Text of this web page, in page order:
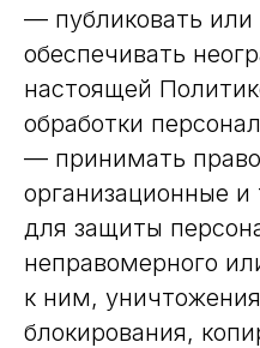
— публиковать
обеспечивать
настоящей
обработки
— принимать
организационные
для защиты
неправомерного
к ним,
блокирования,